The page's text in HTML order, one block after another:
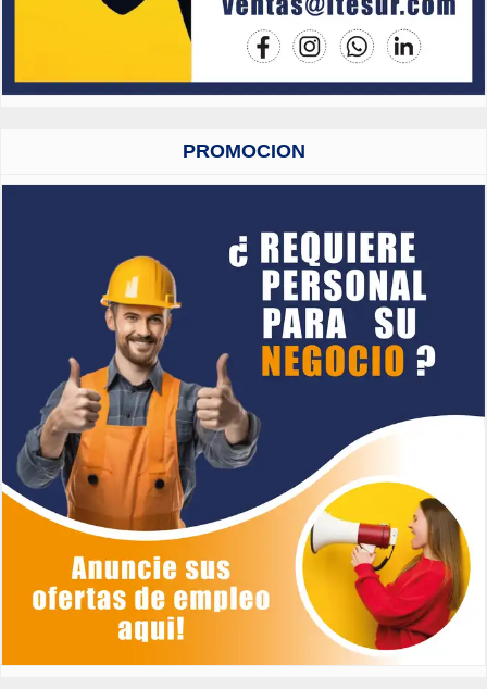
PROMOCION